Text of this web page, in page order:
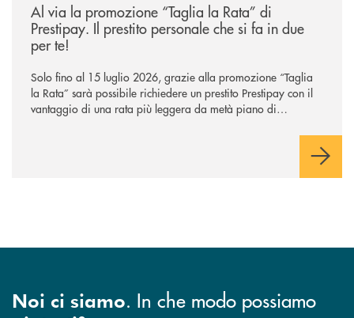
Al via la promozione “Taglia la Rata” di
Prestipay. Il prestito personale che si fa in due
per te!
Solo fino al 15 luglio 2026, grazie alla promozione “Taglia
la Rata” sarà possibile richiedere un prestito Prestipay con il
vantaggio di una rata più leggera da metà piano di
Noi ci siamo. In che modo possiamo